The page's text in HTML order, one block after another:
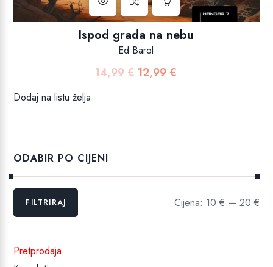
Ispod grada na nebu
Ed Barol
14,99€ Izvorna
12,99 €
Dodaj na listu želja
ODABIR PO CIJENI
Min
MaksFILTRIRAJ Cijena: 10 € — 20 €
Pretprodaja